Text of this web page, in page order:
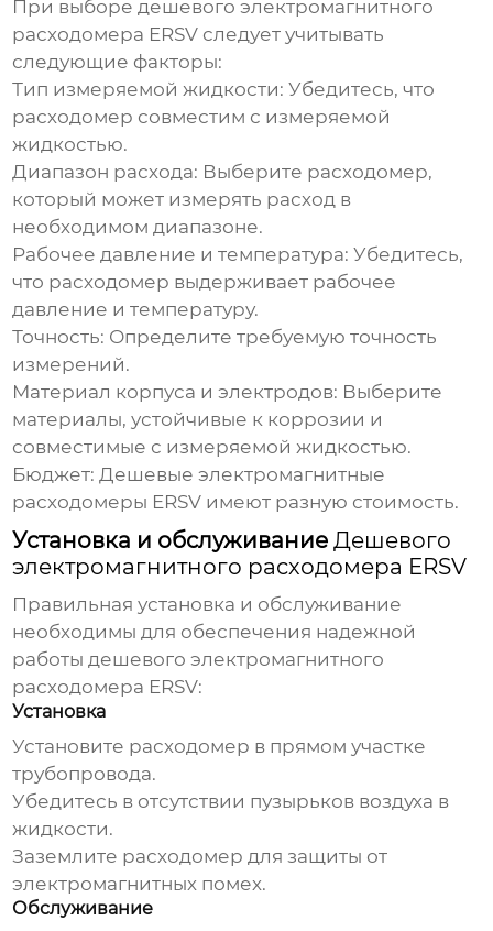
При выборедешевого электромагнитного
расходомера ERSV следует учитывать
следующие факторы:
Тип измеряемой жидкости: Убедитесь, что
расходомер совместим с измеряемой
жидкостью.
Диапазон расхода: Выберите расходомер,
который может измерять расход в
необходимом диапазоне.
Рабочее давление и температура: Убедитесь,
что расходомер выдерживает рабочее
давление и температуру.
Точность: Определите требуемую точность
измерений.
Материал корпуса и электродов: Выберите
материалы, устойчивые к коррозии и
совместимые с измеряемой жидкостью.
Бюджет: Дешевые электромагнитные
расходомеры ERSV имеют разную стоимость.
Установка и обслуживаниеДешевого
электромагнитного расходомера ERSV
Правильная установка и обслуживание
необходимы для обеспечения надежной
работыдешевого электромагнитного
расходомера ERSV:
Установка
Установите расходомер в прямом участке
трубопровода.
Убедитесь в отсутствии пузырьков воздуха в
жидкости.
Заземлите расходомер для защиты от
электромагнитных помех.
Обслуживание